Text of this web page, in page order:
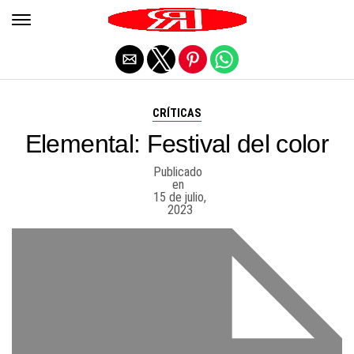
CRÍTICAS
Elemental: Festival del color
Publicado
en
15 de julio,
2023
Salir de la versión móvil